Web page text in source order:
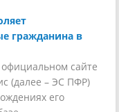
гражданина в
сайте
(далее – ЭС ПФР)
его